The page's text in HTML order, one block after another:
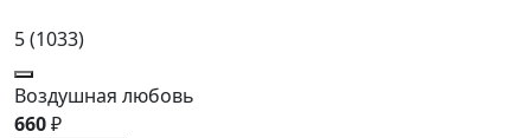
5(1033)
Воздушная любовь
660₽